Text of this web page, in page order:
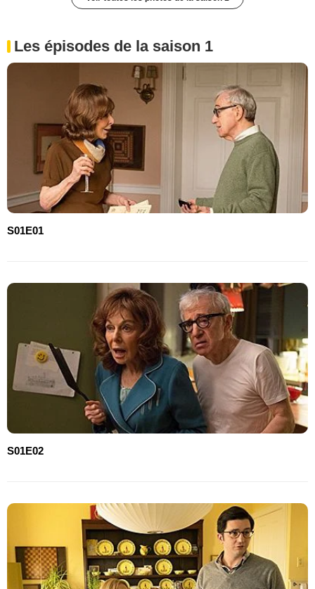
Les épisodes de la saison 1
S01E01
S01E02